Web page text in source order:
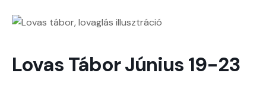
Lovas Tábor Június 19-23